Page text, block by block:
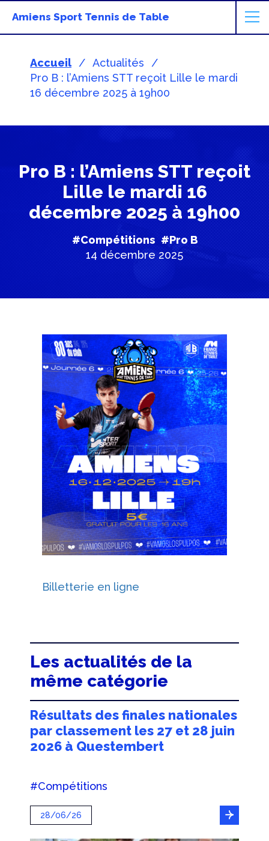
Amiens Sport Tennis de Table
Accueil
Actualités
Pro B : l’Amiens STT reçoit Lille le mardi
16 décembre 2025 à 19h00
Pro B : l’Amiens STT reçoit
Lille le mardi 16
décembre 2025 à 19h00
#Compétitions #Pro B
14 décembre 2025
Billetterie en ligne
Les actualités de la
même catégorie
Résultats des finales nationales
par classement les 27 et 28 juin
2026 à Questembert
#Compétitions
28/06/26